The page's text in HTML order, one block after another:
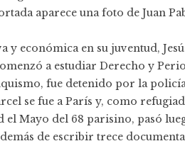
aparece una foto de Juan
económica en su juventud,
a estudiar Derecho y
fue detenido por la
se fue a París y, como
Mayo del 68 parisino, pasó
de escribir trece